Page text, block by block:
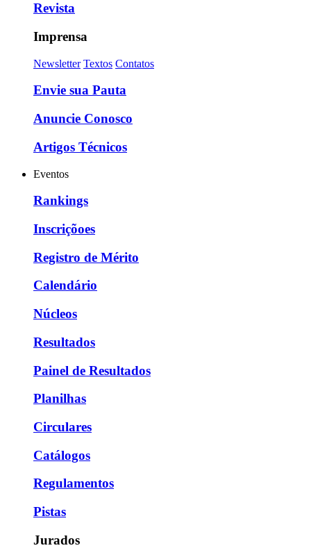
Revista
Imprensa
Newsletter Textos Contatos
Envie sua Pauta
Anuncie Conosco
Artigos Técnicos
Eventos
Rankings
Inscriçõoes
Registro de Mérito
Calendário
Núcleos
Resultados
Painel de Resultados
Planilhas
Circulares
Catálogos
Regulamentos
Pistas
Jurados